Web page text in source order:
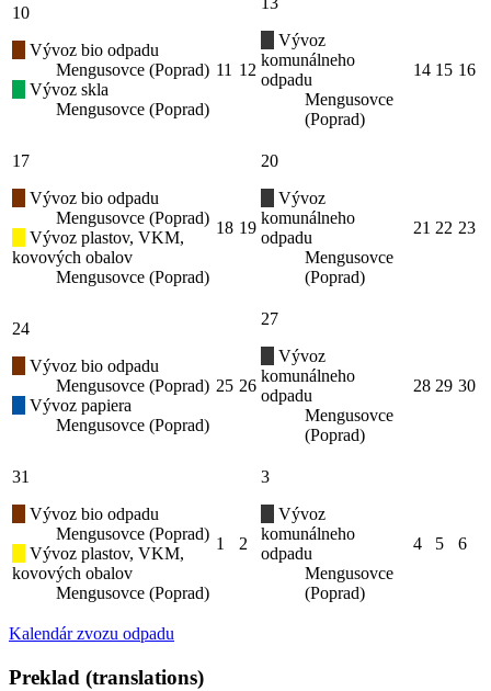
10
Vývoz bio odpadu
Mengusovce (Poprad)
Vývoz skla
Mengusovce (Poprad)
11 12
Vývoz
komunálneho
odpadu
Mengusovce
(Poprad)
14 15 16
17
Vývoz bio odpadu
Mengusovce (Poprad)
Vývoz plastov, VKM,
kovových obalov
Mengusovce (Poprad)
18 19
20
Vývoz
komunálneho
odpadu
Mengusovce
(Poprad)
21 22 23
24
Vývoz bio odpadu
Mengusovce (Poprad)
Vývoz papiera
Mengusovce (Poprad)
25 26
27
Vývoz
komunálneho
odpadu
Mengusovce
(Poprad)
28 29 30
31
Vývoz bio odpadu
Mengusovce (Poprad)
Vývoz plastov, VKM,
kovových obalov
Mengusovce (Poprad)
1 2
3
Vývoz
komunálneho
odpadu
Mengusovce
(Poprad)
4 5 6
Kalendár zvozu odpadu
Preklad (translations)